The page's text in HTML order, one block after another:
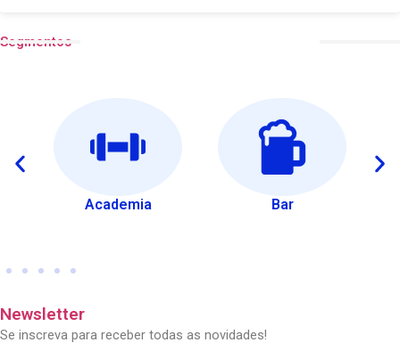
Segmentos
Academia Bar
Newsletter
Se inscreva para receber todas as novidades!